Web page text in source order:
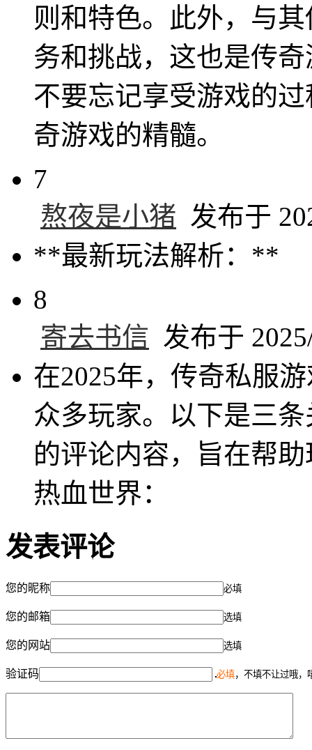
则和特色。此外，与
务和挑战，这也是传
不要忘记享受游戏的
奇游戏的精髓。
7
熬夜是小猪 发布于
**最新玩法解析：**
8
寄去书信 发布于
在2025年，传奇私服
众多玩家。以下是三
的评论内容，旨在帮
热血世界：
发表评论
您的昵称 必填
您的邮箱 选填
您的网站 选填
验证码 必填，不填不让过哦，